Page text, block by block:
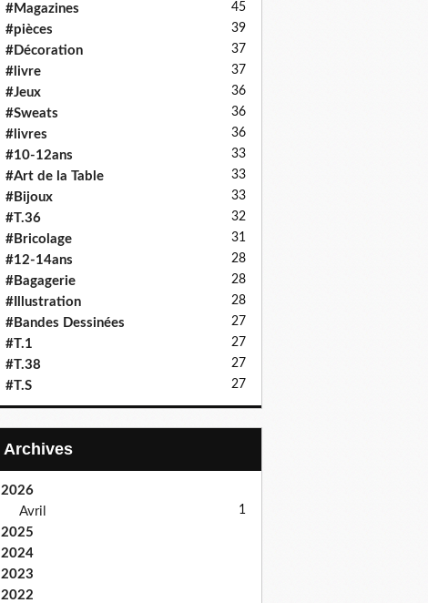
#Magazines 45
#pièces 39
#Décoration 37
#livre 37
#Jeux 36
#Sweats 36
#livres 36
#10-12ans 33
#Art de la Table 33
#Bijoux 33
#T.36 32
#Bricolage 31
#12-14ans 28
#Bagagerie 28
#Illustration 28
#Bandes Dessinées 27
#T.1 27
#T.38 27
#T.S 27
Archives
2026
Avril
1
2025
2024
2023
2022